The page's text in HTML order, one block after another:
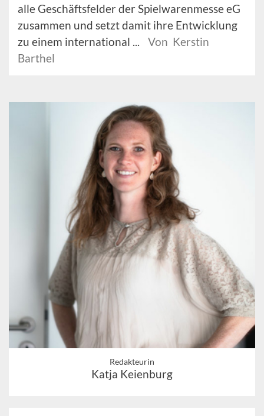
alle Geschäftsfelder der Spielwarenmesse eG
zusammen und setzt damit ihre Entwicklung
zu einem international ...
Von Kerstin
Barthel
Redakteurin
Katja Keienburg